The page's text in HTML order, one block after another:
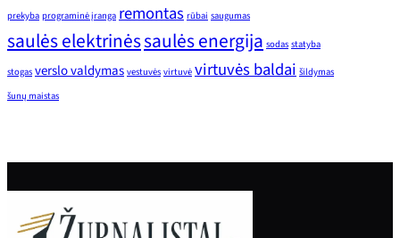
prekyba programinė įranga remontas rūbai saugumas
saulės elektrinėssaulės energija sodas statyba
stogas verslo valdymas vestuvės virtuvė virtuvės baldai šildymas
šunų maistas